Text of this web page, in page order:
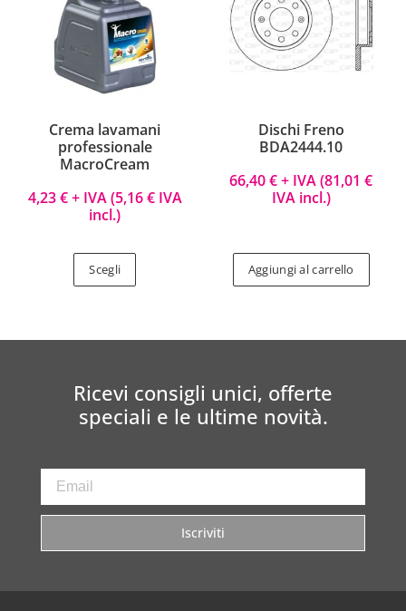
Crema lavamani
professionale
MacroCream
4,23€+ IVA (5,16€IVA
incl.)
Scegli
Dischi Freno
BDA2444.10
66,40€+ IVA (81,01€
IVA incl.)
Aggiungi al carrello
Ricevi consigli unici, offerte
speciali e le ultime novità.
Iscriviti